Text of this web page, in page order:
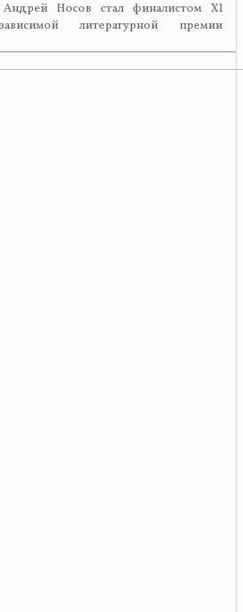
Носов стал финалистом Xl
литературной премии